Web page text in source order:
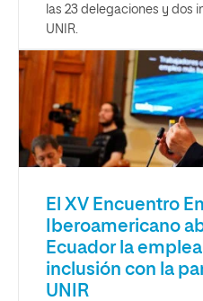
las 23 delegaciones y dos
UNIR.
El XV Encuentro
Iberoamericano
Ecuador la
inclusión con la
UNIR